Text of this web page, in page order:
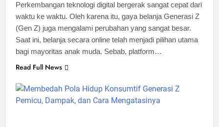
Perkembangan teknologi digital bergerak sangat cepat dari
waktu ke waktu. Oleh karena itu, gaya belanja Generasi Z
(Gen Z) juga mengalami perubahan yang sangat besar.
Saat ini, belanja secara online telah menjadi pilihan utama
bagi mayoritas anak muda. Sebab, platform…
Read Full News